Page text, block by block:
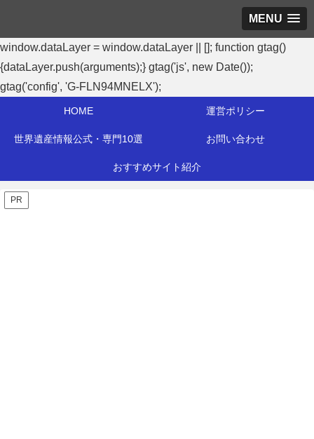
MENU
window.dataLayer = window.dataLayer || []; function gtag()
{dataLayer.push(arguments);} gtag('js', new Date());
gtag('config', 'G-FLN94MNELX');
HOME 運営ポリシー
世界遺産情報公式・専門10選 お問い合わせ
おすすめサイト紹介
PR